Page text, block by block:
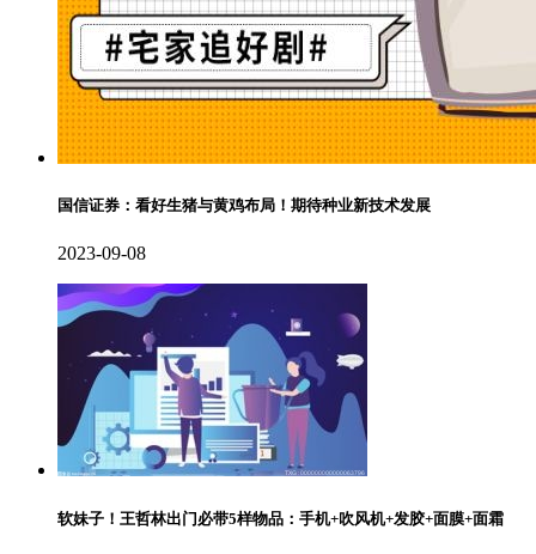
国信证券：看好生猪与黄鸡布局！期待种业新技术发展
2023-09-08
软妹子！王哲林出门必带5样物品：手机+吹风机+发胶+面膜+面霜